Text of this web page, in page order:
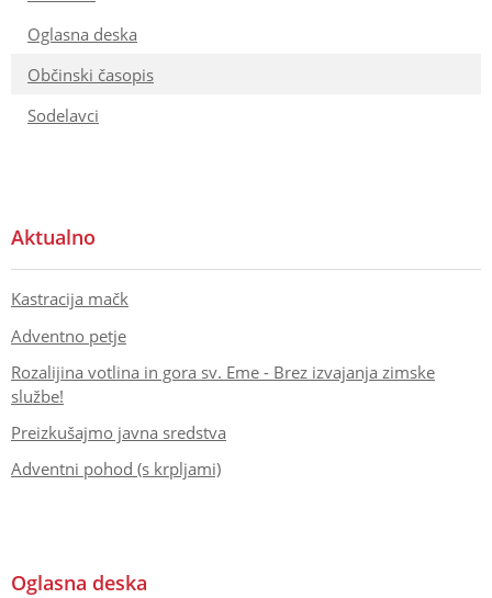
Oglasna deska
Občinski časopis
Sodelavci
Aktualno
Kastracija mačk
Adventno petje
Rozalijina votlina in gora sv. Eme - Brez izvajanja zimske
službe!
Preizkušajmo javna sredstva
Adventni pohod (s krpljami)
Oglasna deska